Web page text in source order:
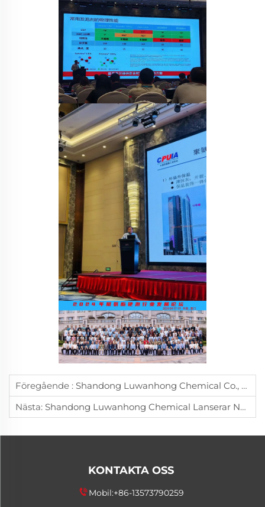
Föregående : Shandong Luwanhong Chemical Co., Ltd. Visar Fram Högprecisionsteknik För Innovation Inom Avformningsmedel Vid Den 65:e PU-Flexibelfäsketeknikkonferensen Och Leder Som Förfrun I Avancerade Avformningslösningar
Nästa: Shandong Luwanhong Chemical Lanserar Noll-Kols Processrevolution, Driver Gröna Praktiska Uppgraderingar I Elastomerindustrin Med Avlossningsmedelsteknik
KONTAKTA OSS
Mobil:+86-13573790259